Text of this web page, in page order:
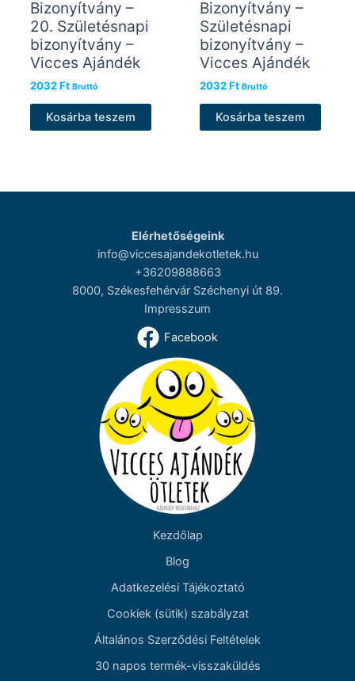
Bizonyítvány –
20. Születésnapi
bizonyítvány –
Vicces Ajándék
2032Ft Bruttó
Kosárba teszem
Bizonyítvány –
Születésnapi
bizonyítvány –
Vicces Ajándék
2032Ft Bruttó
Kosárba teszem
Elérhetőségeink
info@viccesajandekotletek.hu
+36209888663
8000, Székesfehérvár Széchenyi út 89.
Impresszum
Facebook
Kezdőlap
Blog
Adatkezelési Tájékoztató
Cookiek (sütik) szabályzat
Általános Szerződési Feltételek
30 napos termék-visszaküldés